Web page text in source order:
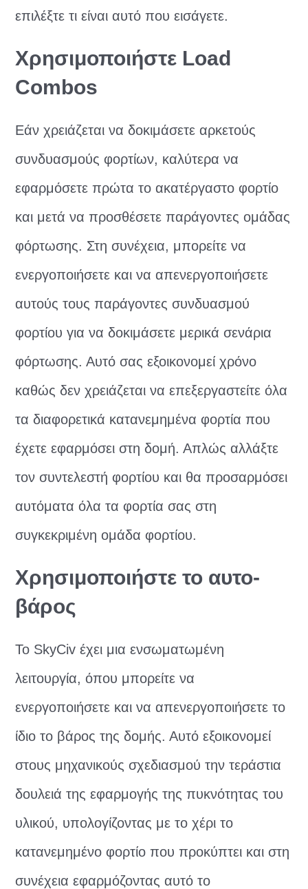
επιλέξτε τι είναι αυτό που εισάγετε.
Χρησιμοποιήστε Load
Combos
Εάν χρειάζεται να δοκιμάσετε αρκετούς
συνδυασμούς φορτίων, καλύτερα να
εφαρμόσετε πρώτα το ακατέργαστο φορτίο
και μετά να προσθέσετε παράγοντες ομάδας
φόρτωσης. Στη συνέχεια, μπορείτε να
ενεργοποιήσετε και να απενεργοποιήσετε
αυτούς τους παράγοντες συνδυασμού
φορτίου για να δοκιμάσετε μερικά σενάρια
φόρτωσης. Αυτό σας εξοικονομεί χρόνο
καθώς δεν χρειάζεται να επεξεργαστείτε όλα
τα διαφορετικά κατανεμημένα φορτία που
έχετε εφαρμόσει στη δομή. Απλώς αλλάξτε
τον συντελεστή φορτίου και θα προσαρμόσει
αυτόματα όλα τα φορτία σας στη
συγκεκριμένη ομάδα φορτίου.
Χρησιμοποιήστε το αυτο-
βάρος
Το SkyCiv έχει μια ενσωματωμένη
λειτουργία, όπου μπορείτε να
ενεργοποιήσετε και να απενεργοποιήσετε το
ίδιο το βάρος της δομής. Αυτό εξοικονομεί
στους μηχανικούς σχεδιασμού την τεράστια
δουλειά της εφαρμογής της πυκνότητας του
υλικού, υπολογίζοντας με το χέρι το
κατανεμημένο φορτίο που προκύπτει και στη
συνέχεια εφαρμόζοντας αυτό το